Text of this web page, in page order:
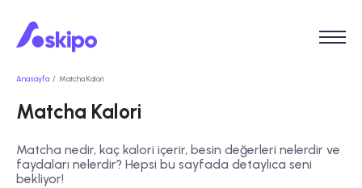
Anasayfa Matcha Kalori
Matcha Kalori
Matcha nedir, kaç kalori içerir, besin değerleri nelerdir ve
faydaları nelerdir? Hepsi bu sayfada detaylıca seni
bekliyor!